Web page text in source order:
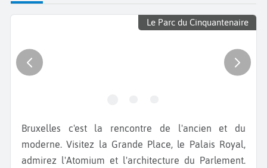
Le Parc du Cinquantenaire
Bruxelles c'est la rencontre de l'ancien et du
moderne. Visitez la Grande Place, le Palais Royal,
admirez l'Atomium et l'architecture du Parlement.